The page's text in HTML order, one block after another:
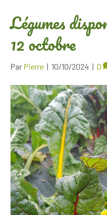
Légumes
12 octobre
Par Pierre | 10/10/2024 | 0